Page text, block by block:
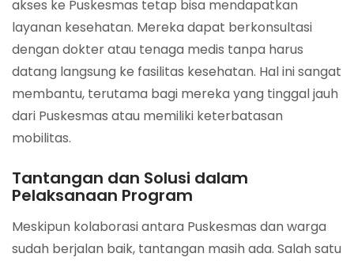
akses ke Puskesmas tetap bisa mendapatkan
layanan kesehatan. Mereka dapat berkonsultasi
dengan dokter atau tenaga medis tanpa harus
datang langsung ke fasilitas kesehatan. Hal ini sangat
membantu, terutama bagi mereka yang tinggal jauh
dari Puskesmas atau memiliki keterbatasan
mobilitas.
Tantangan dan Solusi dalam
Pelaksanaan Program
Meskipun kolaborasi antara Puskesmas dan warga
sudah berjalan baik, tantangan masih ada. Salah satu